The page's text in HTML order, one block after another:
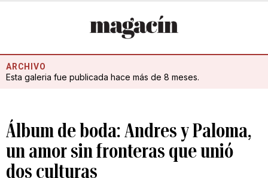
ARCHIVO
Esta galeria fue publicada hace más de 8 meses.
Álbum de boda: Andres y Paloma,
un amor sin fronteras que unió
dos culturas